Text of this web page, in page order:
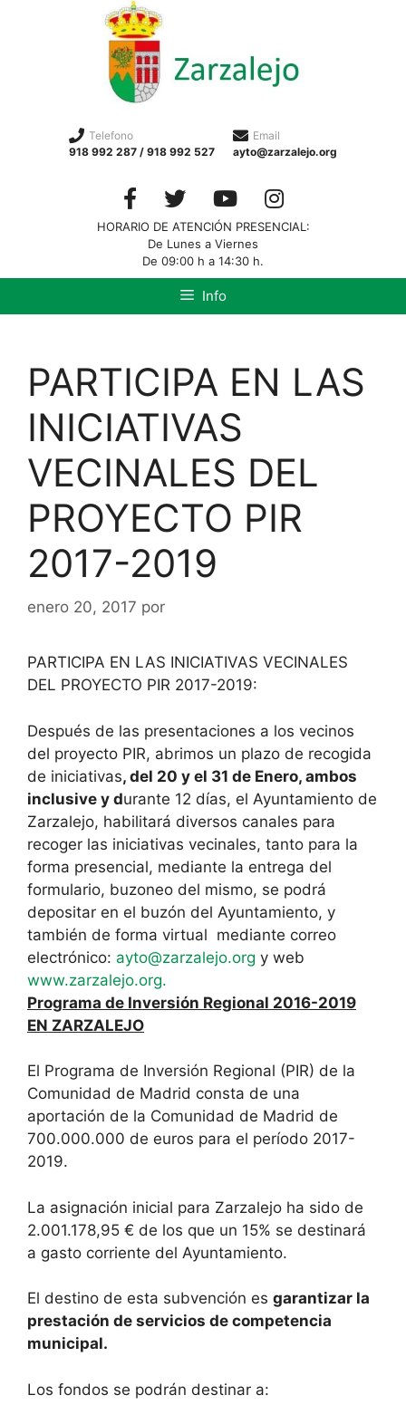
Telefono
918 992 287 / 918 992 527
Email
ayto@zarzalejo.org
HORARIO DE ATENCIÓN PRESENCIAL:
De Lunes a Viernes
De 09:00 h a 14:30 h.
Info
PARTICIPA EN LAS
INICIATIVAS
VECINALES DEL
PROYECTO PIR
2017-2019
enero 20, 2017 por
PARTICIPA EN LAS INICIATIVAS VECINALES
DEL PROYECTO PIR 2017-2019:
Después de las presentaciones a los vecinos
del proyecto PIR, abrimos un plazo de recogida
de iniciativas, del 20 y el 31 de Enero, ambos
inclusive y durante 12 días, el Ayuntamiento de
Zarzalejo, habilitará diversos canales para
recoger las iniciativas vecinales, tanto para la
forma presencial, mediante la entrega del
formulario, buzoneo del mismo, se podrá
depositar en el buzón del Ayuntamiento, y
también de forma virtual mediante correo
electrónico: ayto@zarzalejo.org y web
www.zarzalejo.org.
Programa de Inversión Regional 2016-2019
EN ZARZALEJO
El Programa de Inversión Regional (PIR) de la
Comunidad de Madrid consta de una
aportación de la Comunidad de Madrid de
700.000.000 de euros para el período 2017-
2019.
La asignación inicial para Zarzalejo ha sido de
2.001.178,95 € de los que un 15% se destinará
a gasto corriente del Ayuntamiento.
El destino de esta subvención es garantizar la
prestación de servicios de competencia
municipal.
Los fondos se podrán destinar a: